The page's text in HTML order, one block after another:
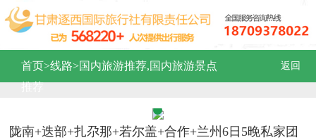
首页>线路>国内旅游推荐,国内旅游景点
返回
陇南+迭部+扎尕那+若尔盖+合作+兰州6日5晚私家团